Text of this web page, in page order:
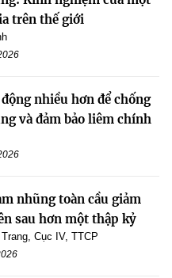
trên thế giới
nhiều hơn để chống
và đảm bảo liêm chính
nhũng toàn cầu giảm
sau hơn một thập kỷ
Cục IV, TTCP